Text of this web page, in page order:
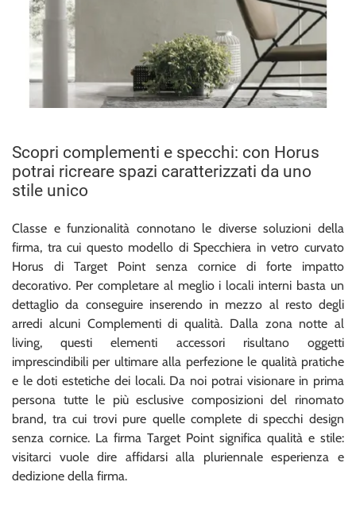
Scopri complementi e specchi: con Horus
potrai ricreare spazi caratterizzati da uno
stile unico
Classe e funzionalità connotano le diverse soluzioni della
firma, tra cui questo modello di Specchiera in vetro curvato
Horus di Target Point senza cornice di forte impatto
decorativo. Per completare al meglio i locali interni basta un
dettaglio da conseguire inserendo in mezzo al resto degli
arredi alcuni Complementi di qualità. Dalla zona notte al
living, questi elementi accessori risultano oggetti
imprescindibili per ultimare alla perfezione le qualità pratiche
e le doti estetiche dei locali. Da noi potrai visionare in prima
persona tutte le più esclusive composizioni del rinomato
brand, tra cui trovi pure quelle complete di specchi design
senza cornice. La firma Target Point significa qualità e stile:
visitarci vuole dire affidarsi alla pluriennale esperienza e
dedizione della firma.